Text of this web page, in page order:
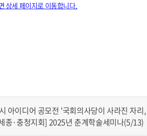
상세 페이지로 이동합니다.
아이디어 공모전 '국회의사당이 사라진 자
종·충청지회] 2025년 춘계학술세미나(5/13)